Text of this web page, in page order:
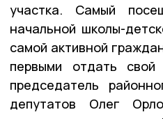
участка. Самый
начальной школы-
самой активной
первыми отдать
председатель
депутатов Олег